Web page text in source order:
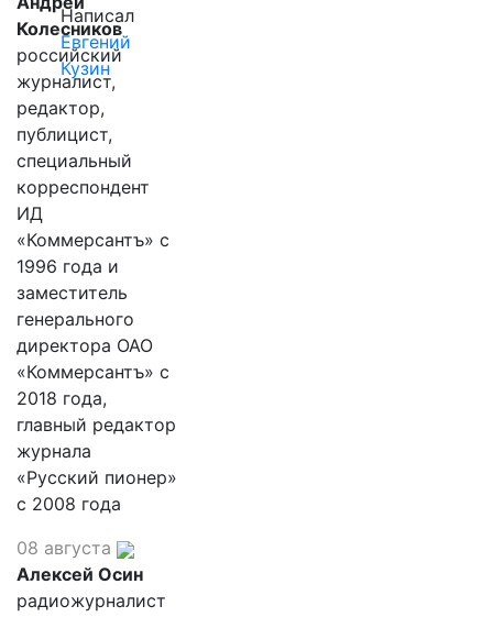
Написал
Евгений
Кузин
Колесников
российский
журналист,
редактор,
публицист,
специальный
корреспондент
ИД
«Коммерсантъ» с
1996 года и
заместитель
генерального
директора ОАО
«Коммерсантъ» с
2018 года,
главный редактор
журнала
«Русский пионер»
с 2008 года
08 августа
Алексей Осин
радиожурналист